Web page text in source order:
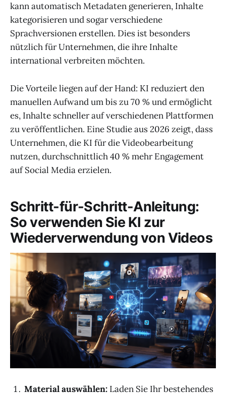
kann automatisch Metadaten generieren, Inhalte
kategorisieren und sogar verschiedene
Sprachversionen erstellen. Dies ist besonders
nützlich für Unternehmen, die ihre Inhalte
international verbreiten möchten.
Die Vorteile liegen auf der Hand: KI reduziert den
manuellen Aufwand um bis zu 70 % und ermöglicht
es, Inhalte schneller auf verschiedenen Plattformen
zu veröffentlichen. Eine Studie aus 2026 zeigt, dass
Unternehmen, die KI für die Videobearbeitung
nutzen, durchschnittlich 40 % mehr Engagement
auf Social Media erzielen.
Schritt-für-Schritt-Anleitung:
So verwenden Sie KI zur
Wiederverwendung von Videos
Material auswählen: Laden Sie Ihr bestehendes